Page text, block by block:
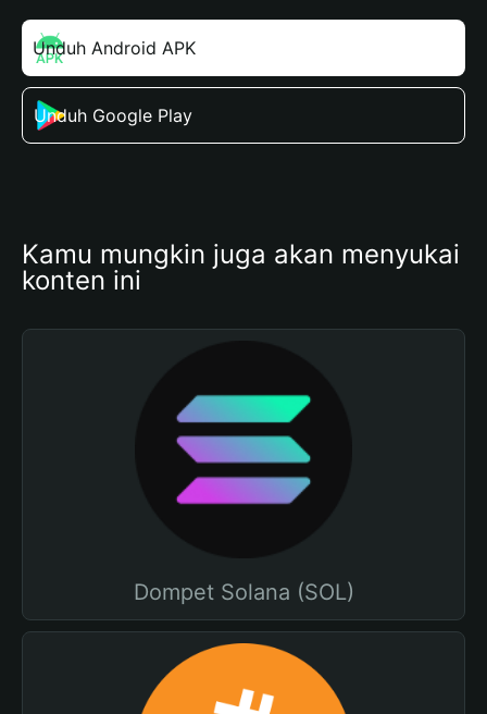
Unduh Android APK
Unduh Google Play
Kamu mungkin juga akan menyukai
konten ini
Dompet Solana (SOL)